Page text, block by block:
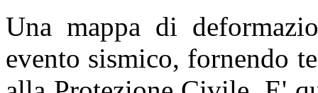
Una mappa di
evento sismico, fornendo